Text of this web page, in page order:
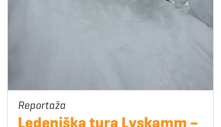
Ledeniška tura Lyskamm –